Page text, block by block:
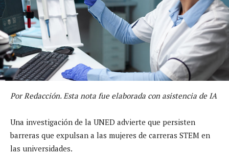
Por Redacción. Esta nota fue elaborada con asistencia de IA
Una investigación de la UNED advierte que persisten
barreras que expulsan a las mujeres de carreras STEM en
las universidades.